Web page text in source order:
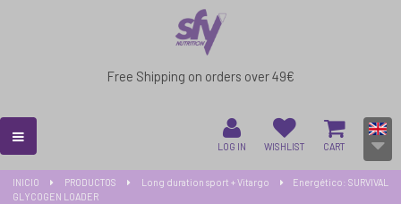
Free Shipping on orders over 49€
LOG IN WISHLIST CART
INICIO PRODUCTOS Long duration sport + Vitargo
Energético: SURVIVAL
GLYCOGEN LOADER